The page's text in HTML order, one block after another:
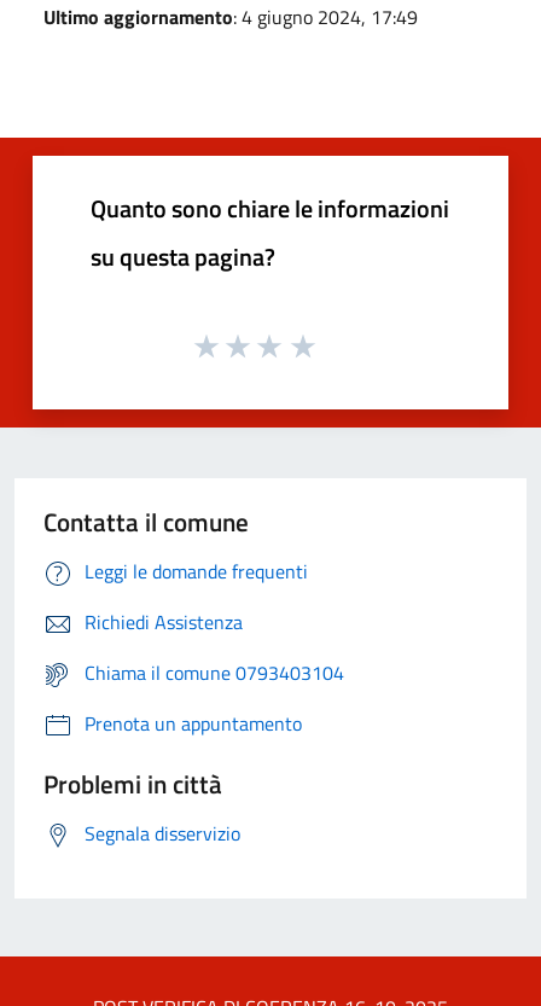
Ultimo aggiornamento: 4 giugno 2024, 17:49
Quanto sono chiare le informazioni
su questa pagina?
Contatta il comune
Leggi le domande frequenti
Richiedi Assistenza
Chiama il comune 0793403104
Prenota un appuntamento
Problemi in città
Segnala disservizio